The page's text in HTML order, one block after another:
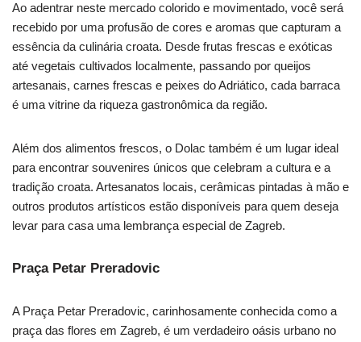
Ao adentrar neste mercado colorido e movimentado, você será
recebido por uma profusão de cores e aromas que capturam a
essência da culinária croata. Desde frutas frescas e exóticas
até vegetais cultivados localmente, passando por queijos
artesanais, carnes frescas e peixes do Adriático, cada barraca
é uma vitrine da riqueza gastronômica da região.
Além dos alimentos frescos, o Dolac também é um lugar ideal
para encontrar souvenires únicos que celebram a cultura e a
tradição croata. Artesanatos locais, cerâmicas pintadas à mão e
outros produtos artísticos estão disponíveis para quem deseja
levar para casa uma lembrança especial de Zagreb.
Praça Petar Preradovic
A Praça Petar Preradovic, carinhosamente conhecida como a
praça das flores em Zagreb, é um verdadeiro oásis urbano no